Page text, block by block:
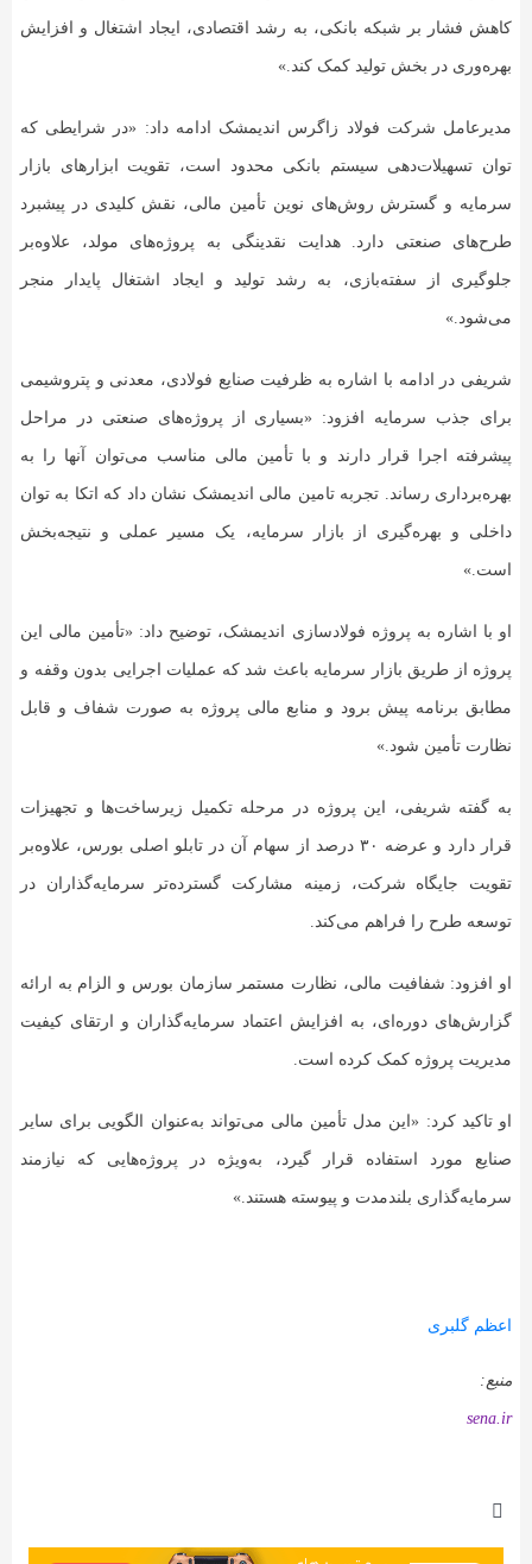
کاهش فشار بر شبکه بانکی، به رشد اقتصادی، ایجاد اشتغال و افزایش
بهره‌وری در بخش تولید کمک کند.»
مدیرعامل شرکت فولاد زاگرس اندیمشک ادامه داد: «در شرایطی که
توان تسهیلات‌دهی سیستم بانکی محدود است، تقویت ابزارهای بازار
سرمایه و گسترش روش‌های نوین تأمین مالی، نقش کلیدی در پیشبرد
طرح‌های صنعتی دارد. هدایت نقدینگی به پروژه‌های مولد، علاوه‌بر
جلوگیری از سفته‌بازی، به رشد تولید و ایجاد اشتغال پایدار منجر
می‌شود.»
شریفی در ادامه با اشاره به ظرفیت صنایع فولادی، معدنی و پتروشیمی
برای جذب سرمایه افزود: «بسیاری از پروژه‌های صنعتی در مراحل
پیشرفته اجرا قرار دارند و با تأمین مالی مناسب می‌توان آنها را به
بهره‌برداری رساند. تجربه تامین مالی اندیمشک نشان داد که اتکا به توان
داخلی و بهره‌گیری از بازار سرمایه، یک مسیر عملی و نتیجه‌بخش
است.»
او با اشاره به پروژه فولادسازی اندیمشک، توضیح داد: «تأمین مالی این
پروژه از طریق بازار سرمایه باعث شد که عملیات اجرایی بدون وقفه و
مطابق برنامه پیش برود و منابع مالی پروژه به صورت شفاف و قابل
نظارت تأمین شود.»
به گفته شریفی، این پروژه در مرحله تکمیل زیرساخت‌ها و تجهیزات
قرار دارد و عرضه ۳۰ درصد از سهام آن در تابلو اصلی بورس، علاوه‌بر
تقویت جایگاه شرکت، زمینه مشارکت گسترده‌تر سرمایه‌گذاران در
توسعه طرح را فراهم می‌کند.
او افزود: شفافیت مالی، نظارت مستمر سازمان بورس و الزام به ارائه
گزارش‌های دوره‌ای، به افزایش اعتماد سرمایه‌گذاران و ارتقای کیفیت
مدیریت پروژه کمک کرده است.
او تاکید کرد: «این مدل تأمین مالی می‌تواند به‌عنوان الگویی برای سایر
صنایع مورد استفاده قرار گیرد، به‌ویژه در پروژه‌هایی که نیازمند
سرمایه‌گذاری بلندمدت و پیوسته هستند.»
اعظم گلبری
منبع:
sena.ir